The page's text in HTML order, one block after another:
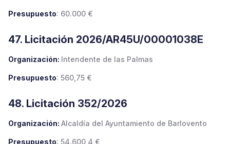
Presupuesto: 60.000 €
47. Licitación 2026/AR45U/00001038E
Organización: Intendente de las Palmas
Presupuesto: 560,75 €
48. Licitación 352/2026
Organización: Alcaldía del Ayuntamiento de Barlovento
Presupuesto: 54.600,4 €